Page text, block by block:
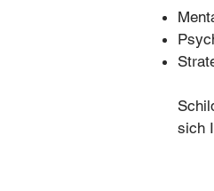
sich